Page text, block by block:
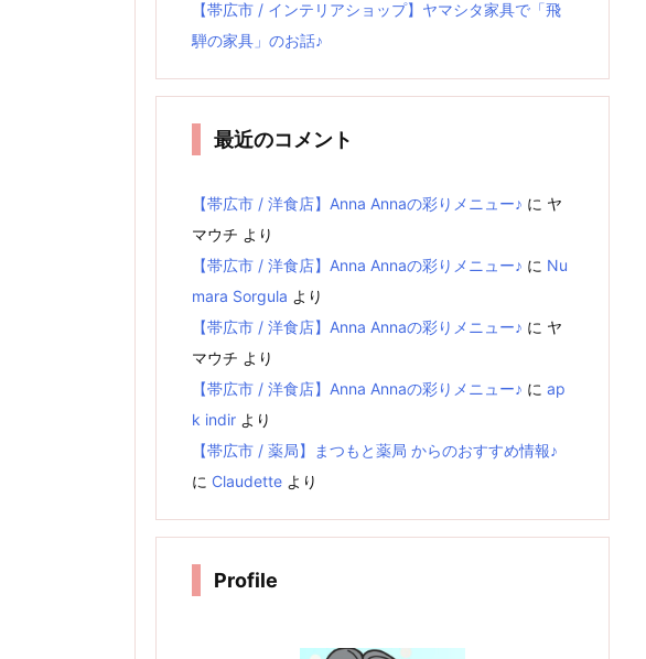
【帯広市 / インテリアショップ】ヤマシタ家具で「飛
騨の家具」のお話♪
最近のコメント
【帯広市 / 洋食店】Anna Annaの彩りメニュー♪ に ヤ
マウチ より
【帯広市 / 洋食店】Anna Annaの彩りメニュー♪ に Nu
mara Sorgula より
【帯広市 / 洋食店】Anna Annaの彩りメニュー♪ に ヤ
マウチ より
【帯広市 / 洋食店】Anna Annaの彩りメニュー♪ に ap
k indir より
【帯広市 / 薬局】まつもと薬局 からのおすすめ情報♪
に Claudette より
Profile